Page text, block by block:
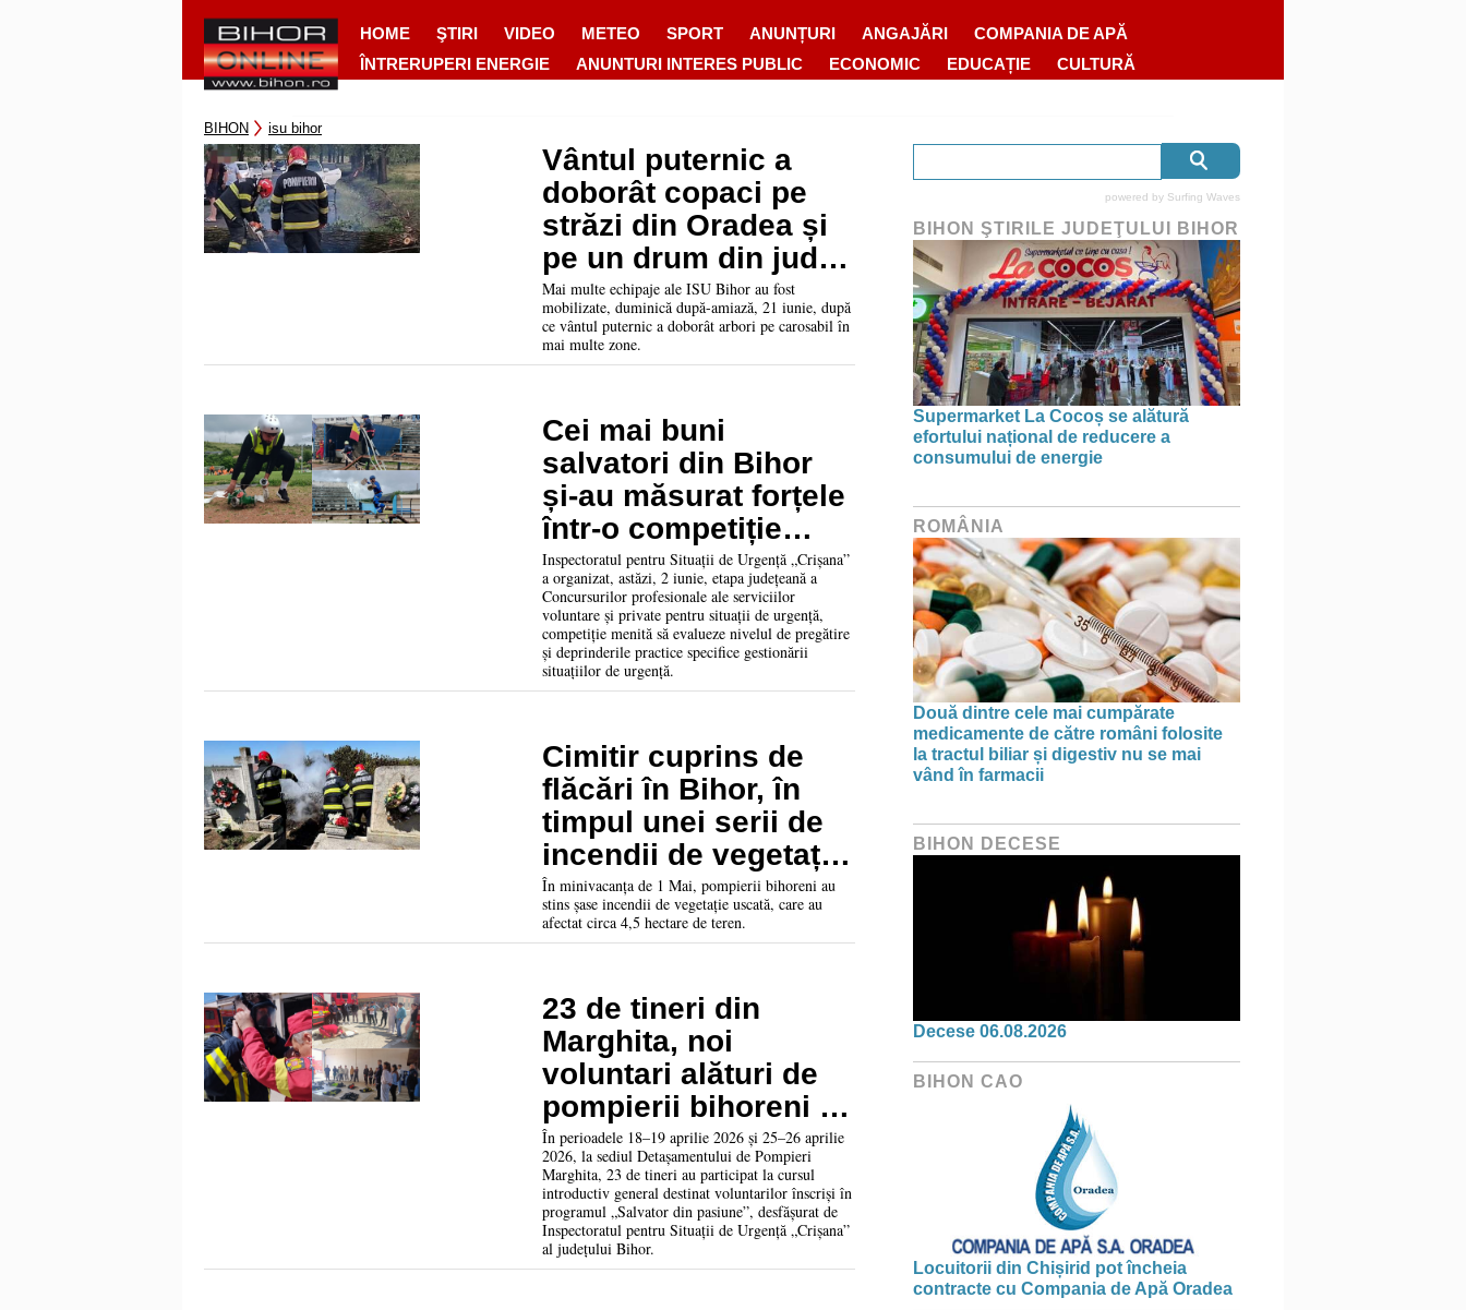
HOME ŞTIRI VIDEO METEO SPORT ANUNȚURI ANGAJĂRI
COMPANIA DE APĂ
ÎNTRERUPERI ENERGIE
ANUNTURI INTERES PUBLIC ECONOMIC EDUCAȚIE CULTURĂ
BIHON isu bihor
Vântul puternic a
doborât copaci pe
străzi din Oradea și
pe un drum din județ.
Unde au intervenit
pompierii
Mai multe echipaje ale ISU Bihor au fost
mobilizate, duminică după-amiază, 21 iunie, după
ce vântul puternic a doborât arbori pe carosabil în
mai multe zone.
Cei mai buni
salvatori din Bihor
și-au măsurat forțele
într-o competiție
organizată de ISU
Inspectoratul pentru Situații de Urgență „Crișana”
a organizat, astăzi, 2 iunie, etapa județeană a
Concursurilor profesionale ale serviciilor
voluntare și private pentru situații de urgență,
competiție menită să evalueze nivelul de pregătire
și deprinderile practice specifice gestionării
situațiilor de urgență.
Cimitir cuprins de
flăcări în Bihor, în
timpul unei serii de
incendii de vegetație
de 1 Mai
În minivacanța de 1 Mai, pompierii bihoreni au
stins șase incendii de vegetație uscată, care au
afectat circa 4,5 hectare de teren.
23 de tineri din
Marghita, noi
voluntari alături de
pompierii bihoreni în
programul „Salvator
din pasiune”
În perioadele 18–19 aprilie 2026 și 25–26 aprilie
2026, la sediul Detașamentului de Pompieri
Marghita, 23 de tineri au participat la cursul
introductiv general destinat voluntarilor înscriși în
programul „Salvator din pasiune”, desfășurat de
Inspectoratul pentru Situații de Urgență „Crișana”
al județului Bihor.
powered by Surfing Waves
BIHON ŞTIRILE JUDEŢULUI BIHOR
Supermarket La Cocoș se alătură
efortului național de reducere a
consumului de energie
ROMÂNIA
Două dintre cele mai cumpărate
medicamente de către români folosite
la tractul biliar și digestiv nu se mai
vând în farmacii
BIHON DECESE
Decese 06.08.2026
BIHON CAO
Locuitorii din Chișirid pot încheia
contracte cu Compania de Apă Oradea